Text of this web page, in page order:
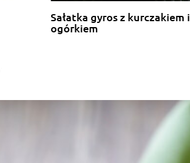
Sałatka gyros z kurczakiem i
ogórkiem